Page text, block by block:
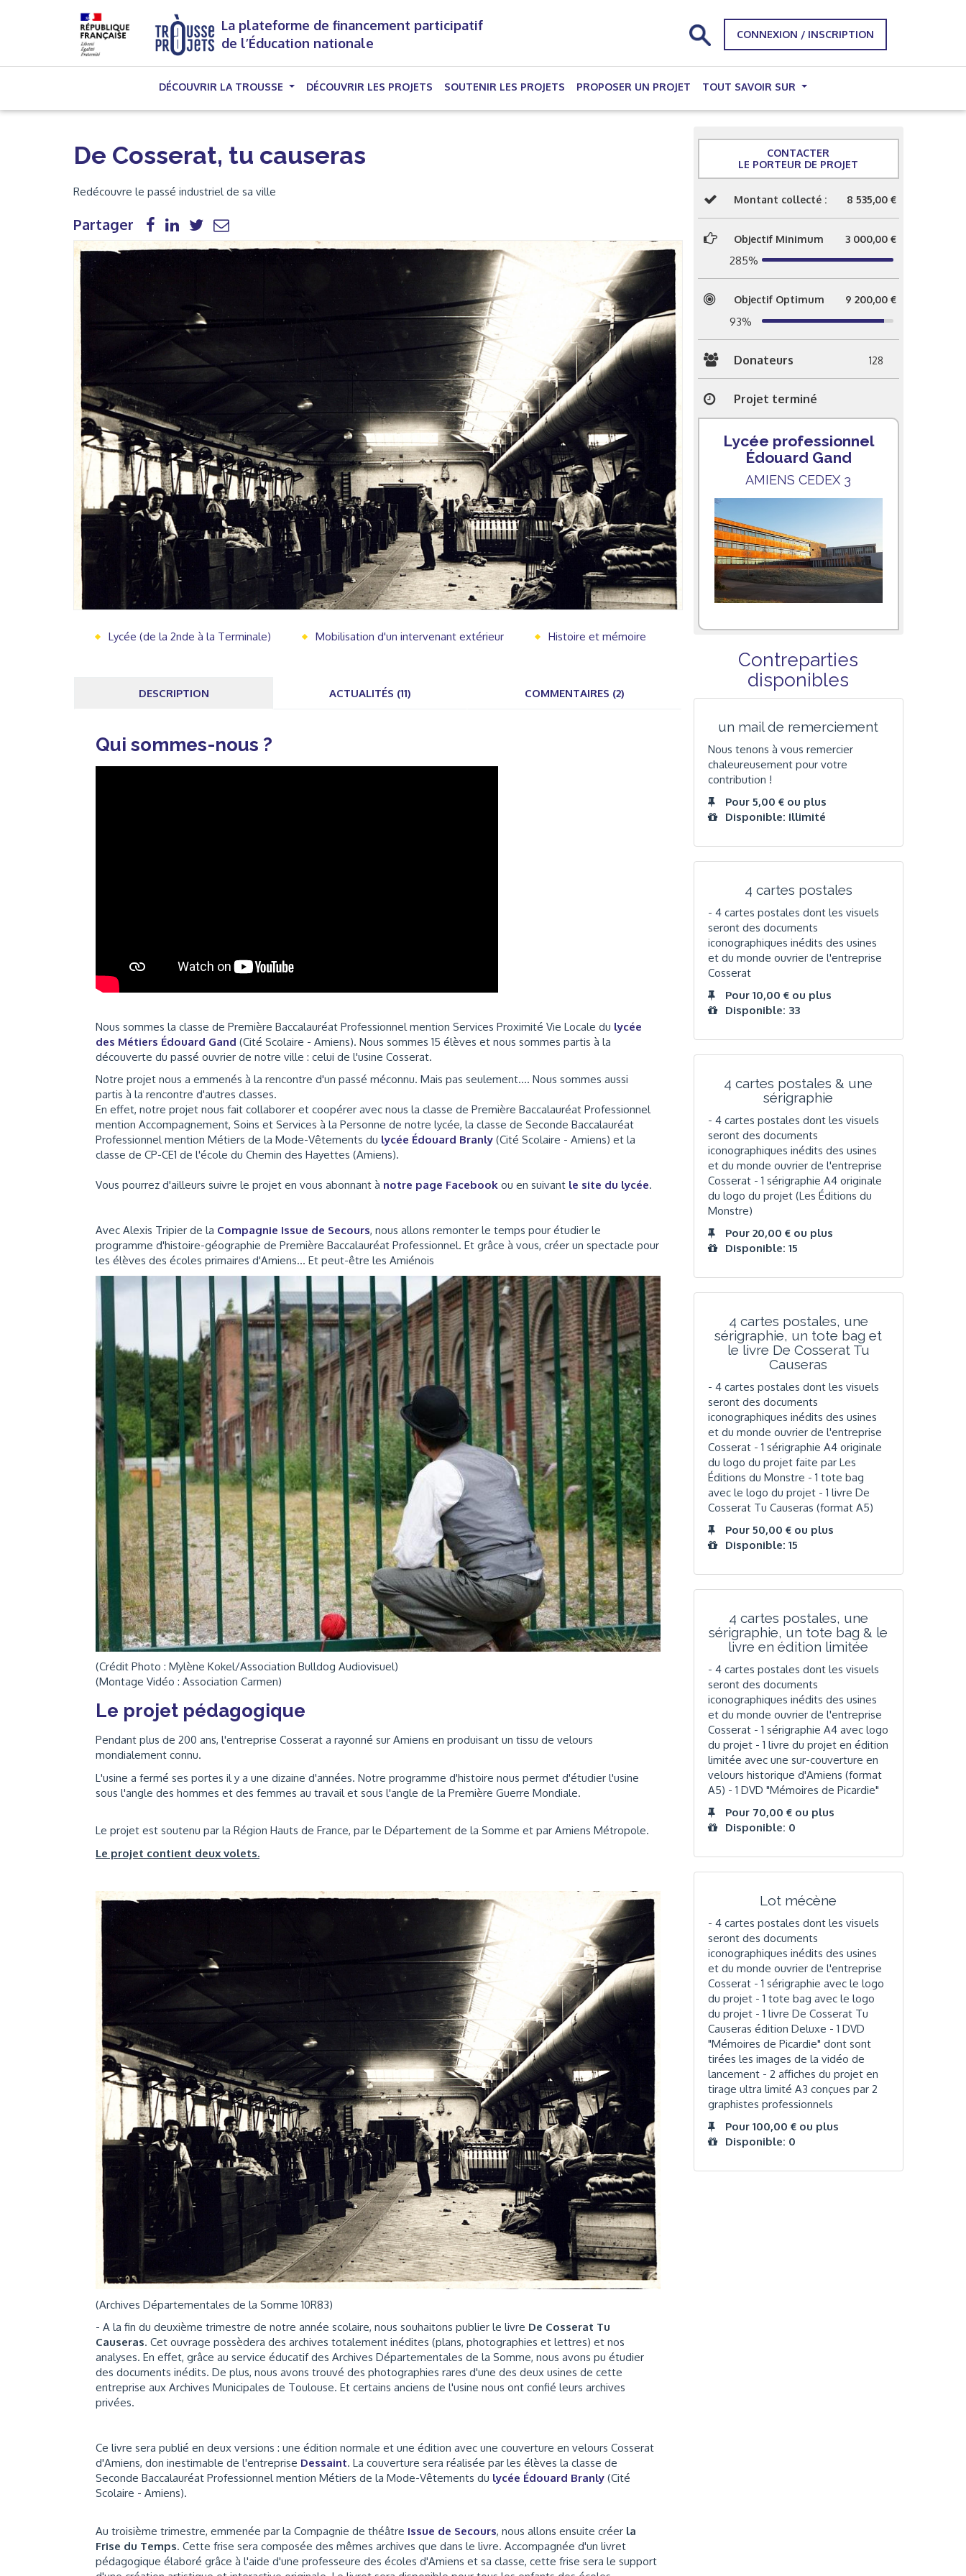
La plateforme de financement participatif
de l’Éducation nationale
CONNEXION / INSCRIPTION
DÉCOUVRIR LA TROUSSE DÉCOUVRIR LES PROJETS (CURRENT)
SOUTENIR LES PROJETS PROPOSER UN PROJET TOUT SAVOIR SUR
De Cosserat, tu causeras
Redécouvre le passé industriel de sa ville
Partager
Lycée (de la 2nde à la Terminale) Mobilisation d'un intervenant extérieur Histoire et mémoire
DESCRIPTION ACTUALITÉS (11) COMMENTAIRES (2)
Qui sommes-nous ?
Nous sommes la classe de Première Baccalauréat Professionnel mention Services Proximité Vie Locale du lycée
des Métiers Édouard Gand (Cité Scolaire - Amiens). Nous sommes 15 élèves et nous sommes partis à la
découverte du passé ouvrier de notre ville : celui de l'usine Cosserat.
Notre projet nous a emmenés à la rencontre d'un passé méconnu. Mais pas seulement.... Nous sommes aussi
partis à la rencontre d'autres classes.
En effet, notre projet nous fait collaborer et coopérer avec nous la classe de Première Baccalauréat Professionnel
mention Accompagnement, Soins et Services à la Personne de notre lycée, la classe de Seconde Baccalauréat
Professionnel mention Métiers de la Mode-Vêtements du lycée Édouard Branly (Cité Scolaire - Amiens) et la
classe de CP-CE1 de l'école du Chemin des Hayettes (Amiens).
Vous pourrez d'ailleurs suivre le projet en vous abonnant à notre page Facebook ou en suivant le site du lycée.
Avec Alexis Tripier de la Compagnie Issue de Secours, nous allons remonter le temps pour étudier le
programme d'histoire-géographie de Première Baccalauréat Professionnel. Et grâce à vous, créer un spectacle pour
les élèves des écoles primaires d'Amiens... Et peut-être les Amiénois
(Crédit Photo : Mylène Kokel/Association Bulldog Audiovisuel)
(Montage Vidéo : Association Carmen)
Le projet pédagogique
Pendant plus de 200 ans, l'entreprise Cosserat a rayonné sur Amiens en produisant un tissu de velours
mondialement connu.
L'usine a fermé ses portes il y a une dizaine d'années. Notre programme d'histoire nous permet d'étudier l'usine
sous l'angle des hommes et des femmes au travail et sous l'angle de la Première Guerre Mondiale.
Le projet est soutenu par la Région Hauts de France, par le Département de la Somme et par Amiens Métropole.
Le projet contient deux volets.
(Archives Départementales de la Somme 10R83)
- A la fin du deuxième trimestre de notre année scolaire, nous souhaitons publier le livre De Cosserat Tu
Causeras. Cet ouvrage possèdera des archives totalement inédites (plans, photographies et lettres) et nos
analyses. En effet, grâce au service éducatif des Archives Départementales de la Somme, nous avons pu étudier
des documents inédits. De plus, nous avons trouvé des photographies rares d'une des deux usines de cette
entreprise aux Archives Municipales de Toulouse. Et certains anciens de l'usine nous ont confié leurs archives
privées.
Ce livre sera publié en deux versions : une édition normale et une édition avec une couverture en velours Cosserat
d'Amiens, don inestimable de l'entreprise Dessaint. La couverture sera réalisée par les élèves la classe de
Seconde Baccalauréat Professionnel mention Métiers de la Mode-Vêtements du lycée Édouard Branly (Cité
Scolaire - Amiens).
Au troisième trimestre, emmenée par la Compagnie de théâtre Issue de Secours, nous allons ensuite créer la
Frise du Temps. Cette frise sera composée des mêmes archives que dans le livre. Accompagnée d'un livret
pédagogique élaboré grâce à l'aide d'une professeure des écoles d'Amiens et sa classe, cette frise sera le support
CONTACTER
LE PORTEUR DE PROJET
Montant collecté : 8 535,00 €
Objectif Minimum 3 000,00 €
285%
Objectif Optimum 9 200,00 €
93%
Donateurs 128
Projet terminé
Lycée professionnel
Édouard Gand
AMIENS CEDEX 3
Contreparties
disponibles
un mail de remerciement
Nous tenons à vous remercier
chaleureusement pour votre
contribution !
Pour 5,00 € ou plus
Disponible: Illimité
4 cartes postales
- 4 cartes postales dont les visuels
seront des documents
iconographiques inédits des usines
et du monde ouvrier de l'entreprise
Cosserat
Pour 10,00 € ou plus
Disponible: 33
4 cartes postales & une
sérigraphie
- 4 cartes postales dont les visuels
seront des documents
iconographiques inédits des usines
et du monde ouvrier de l'entreprise
Cosserat - 1 sérigraphie A4 originale
du logo du projet (Les Éditions du
Monstre)
Pour 20,00 € ou plus
Disponible: 15
4 cartes postales, une
sérigraphie, un tote bag et
le livre De Cosserat Tu
Causeras
- 4 cartes postales dont les visuels
seront des documents
iconographiques inédits des usines
et du monde ouvrier de l'entreprise
Cosserat - 1 sérigraphie A4 originale
du logo du projet faite par Les
Éditions du Monstre - 1 tote bag
avec le logo du projet - 1 livre De
Cosserat Tu Causeras (format A5)
Pour 50,00 € ou plus
Disponible: 15
4 cartes postales, une
sérigraphie, un tote bag & le
livre en édition limitée
- 4 cartes postales dont les visuels
seront des documents
iconographiques inédits des usines
et du monde ouvrier de l'entreprise
Cosserat - 1 sérigraphie A4 avec logo
du projet - 1 livre du projet en édition
limitée avec une sur-couverture en
velours historique d'Amiens (format
A5) - 1 DVD "Mémoires de Picardie"
Pour 70,00 € ou plus
Disponible: 0
Lot mécène
- 4 cartes postales dont les visuels
seront des documents
iconographiques inédits des usines
et du monde ouvrier de l'entreprise
Cosserat - 1 sérigraphie avec le logo
du projet - 1 tote bag avec le logo
du projet - 1 livre De Cosserat Tu
Causeras édition Deluxe - 1 DVD
"Mémoires de Picardie" dont sont
tirées les images de la vidéo de
lancement - 2 affiches du projet en
tirage ultra limité A3 conçues par 2
graphistes professionnels
Pour 100,00 € ou plus
Disponible: 0